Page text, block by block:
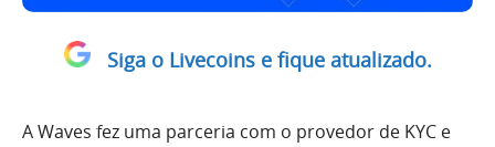
Siga o Livecoins e fique atualizado.
A Waves fez uma parceria com o provedor de KYC e